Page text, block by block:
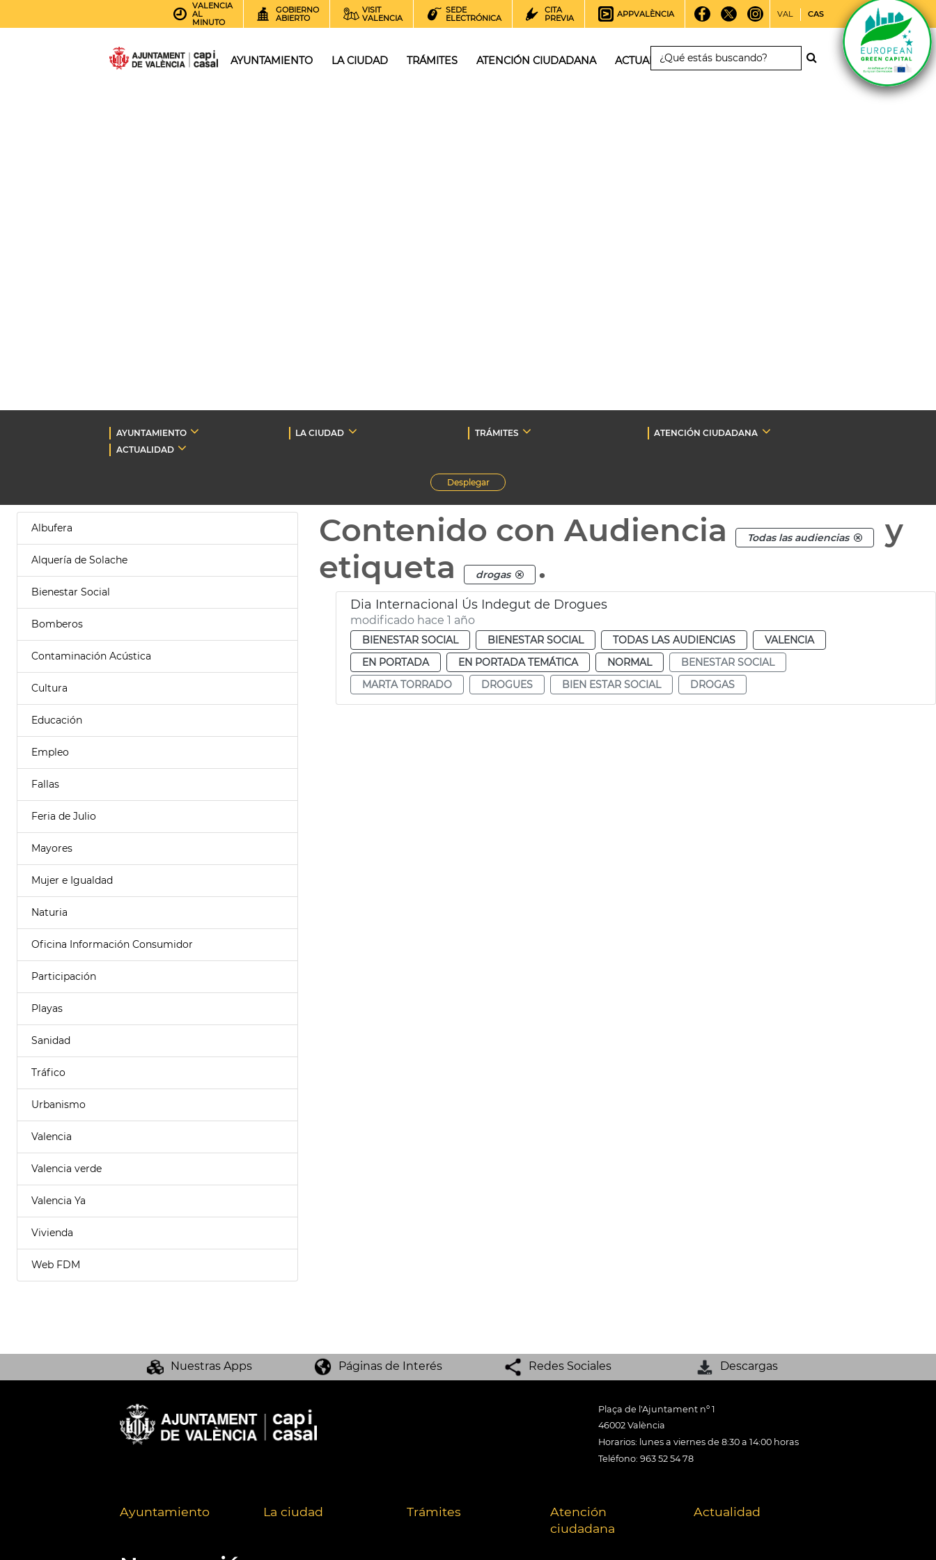
VALENCIA
AL
MINUTO
GOBIERNO
ABIERTO
VISIT
VALENCIA
SEDE
ELECTRÓNICA
CITA
PREVIA
APPVALÈNCIA VAL CAS
AYUNTAMIENTO LA CIUDAD TRÁMITES ATENCIÓN CIUDADANA ACTUALIDAD
AYUNTAMIENTO LA CIUDAD TRÁMITES
ATENCIÓN CIUDADANA
ACTUALIDAD
Desplegar
Albufera
Alquería de Solache
Bienestar Social
Bomberos
Contaminación Acústica
Cultura
Educación
Empleo
Fallas
Feria de Julio
Mayores
Mujer e Igualdad
Naturia
Oficina Información Consumidor
Participación
Playas
Sanidad
Tráfico
Urbanismo
Valencia
Valencia verde
Valencia Ya
Vivienda
Web FDM
Contenido con Audiencia Todas las audiencias
y
etiqueta
drogas .
Dia Internacional Ús Indegut de Drogues
modificado hace 1 año
BIENESTAR SOCIAL BIENESTAR SOCIAL TODAS LAS AUDIENCIAS
VALENCIA
EN PORTADA
EN PORTADA TEMÁTICA NORMAL
BENESTAR SOCIAL
MARTA TORRADO
DROGUES BIEN ESTAR SOCIAL DROGAS
Nuestras Apps Páginas de Interés Redes Sociales Descargas
Plaça de l'Ajuntament nº 1
46002 València
Horarios: lunes a viernes de 8:30 a 14:00 horas
Teléfono: 963 52 54 78
Ayuntamiento La ciudad Trámites
Atención
ciudadana
Actualidad